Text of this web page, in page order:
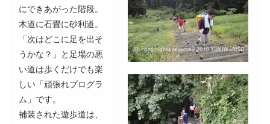
にできあがった階段。
木道に石畳に砂利道。
「次はどこに足を出そ
うかな？」と足場の悪
い道は歩くだけでも楽
しい「頑張れプログラ
ム」です。
補装された遊歩道は、